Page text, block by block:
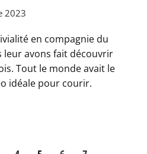
2023
en compagnie du
leur avons fait découvrir
Tout le monde avait le
idéale pour courir.